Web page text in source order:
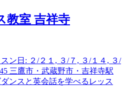
教室 吉祥寺
ン日: ２/２１, ３/７, ３/１４, ３/
三鷹市・武蔵野市・吉祥寺駅
ンスと英会話を学べるレッス